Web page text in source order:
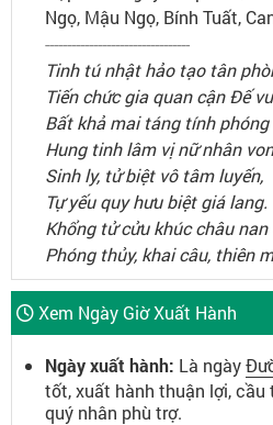
Ngọ, Mậu Ngọ, Bính Tuất,
---------------------------------
Tinh tú nhật hảo tạo tân
Tiến chức gia quan cận Đế
Bất khả mai táng tính phóng
Hung tinh lâm vị nữ nhân
Sinh ly, tử biệt vô tâm luyến,
Tự yếu quy hưu biệt giá lang.
Khổng tử cửu khúc châu nan
Phóng thủy, khai câu, thiên
Xem Ngày Giờ Xuất Hành
Ngày xuất hành: Là ngày
tốt, xuất hành thuận lợi, cầu
quý nhân phù trợ.